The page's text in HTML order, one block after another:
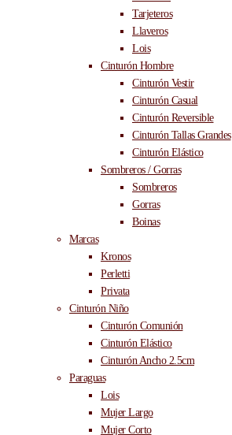
Tarjeteros
Llaveros
Lois
Cinturón Hombre
Cinturón Vestir
Cinturón Casual
Cinturón Reversible
Cinturón Tallas Grandes
Cinturón Elástico
Sombreros / Gorras
Sombreros
Gorras
Boinas
Marcas
Kronos
Perletti
Privata
Cinturón Niño
Cinturón Comunión
Cinturón Elástico
Cinturón Ancho 2.5cm
Paraguas
Lois
Mujer Largo
Mujer Corto